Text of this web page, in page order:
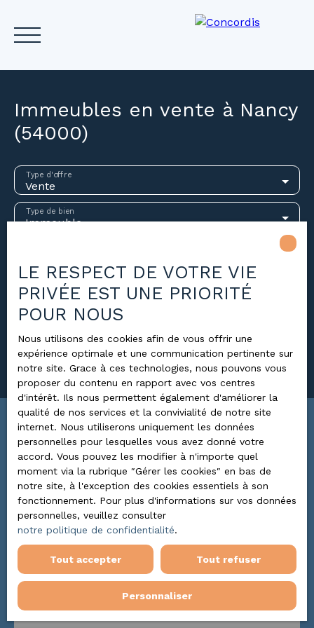
Estimez votre bien
Immeubles en vente à Nancy
(54000)
Vente
Type d'offre
Immeuble
Type de bien
Budget max (€)
Rechercher
Pertinence
Trier par
ALERTE MAIL
LE RESPECT DE VOTRE VIE
PRIVÉE EST UNE PRIORITÉ
POUR NOUS
Nous utilisons des cookies afin de vous offrir une
expérience optimale et une communication pertinente sur
notre site. Grace à ces technologies, nous pouvons vous
proposer du contenu en rapport avec vos centres
d'intérêt. Ils nous permettent également d'améliorer la
qualité de nos services et la convivialité de notre site
internet. Nous utiliserons uniquement les données
personnelles pour lesquelles vous avez donné votre
accord. Vous pouvez les modifier à n'importe quel
moment via la rubrique ″Gérer les cookies″ en bas de
notre site, à l'exception des cookies essentiels à son
fonctionnement. Pour plus d'informations sur vos données
personnelles, veuillez consulter
notre politique de confidentialité.
Tout accepter Tout refuser
Personnaliser